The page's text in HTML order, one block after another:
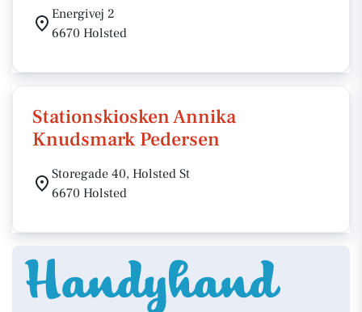
Energivej 2
6670 Holsted
Stationskiosken Annika
Knudsmark Pedersen
Storegade 40, Holsted St
6670 Holsted